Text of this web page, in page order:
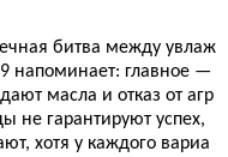
битва между увлаж
напоминает: главное —
масла и отказ от агр
не гарантируют успех,
хотя у каждого вариа